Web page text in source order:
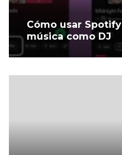
Cómo usar
música como DJ